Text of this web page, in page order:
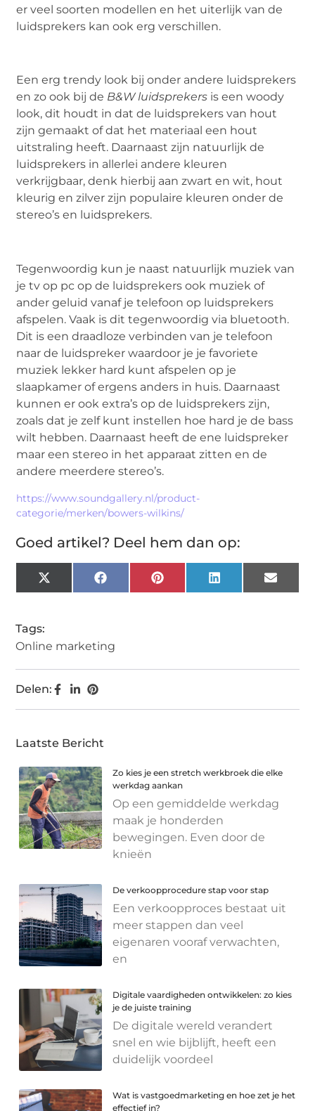
er veel soorten modellen en het uiterlijk van de
luidsprekers kan ook erg verschillen.
Een erg trendy look bij onder andere luidsprekers
en zo ook bij de B&W luidsprekers is een woody
look, dit houdt in dat de luidsprekers van hout
zijn gemaakt of dat het materiaal een hout
uitstraling heeft. Daarnaast zijn natuurlijk de
luidsprekers in allerlei andere kleuren
verkrijgbaar, denk hierbij aan zwart en wit, hout
kleurig en zilver zijn populaire kleuren onder de
stereo’s en luidsprekers.
Tegenwoordig kun je naast natuurlijk muziek van
je tv op pc op de luidsprekers ook muziek of
ander geluid vanaf je telefoon op luidsprekers
afspelen. Vaak is dit tegenwoordig via bluetooth.
Dit is een draadloze verbinden van je telefoon
naar de luidspreker waardoor je je favoriete
muziek lekker hard kunt afspelen op je
slaapkamer of ergens anders in huis. Daarnaast
kunnen er ook extra’s op de luidsprekers zijn,
zoals dat je zelf kunt instellen hoe hard je de bass
wilt hebben. Daarnaast heeft de ene luidspreker
maar een stereo in het apparaat zitten en de
andere meerdere stereo’s.
https://www.soundgallery.nl/product-
categorie/merken/bowers-wilkins/
Goed artikel? Deel hem dan op:
X
(Twitter)
FacebookPinterest LinkedIn Email
Tags:
Online marketing
Delen:
Laatste Bericht
Zo kies je een stretch werkbroek die elke
werkdag aankan
Op een gemiddelde werkdag
maak je honderden
bewegingen. Even door de
knieën
De verkoopprocedure stap voor stap
Een verkoopproces bestaat uit
meer stappen dan veel
eigenaren vooraf verwachten,
en
Digitale vaardigheden ontwikkelen: zo kies
je de juiste training
De digitale wereld verandert
snel en wie bijblijft, heeft een
duidelijk voordeel
Wat is vastgoedmarketing en hoe zet je het
effectief in?